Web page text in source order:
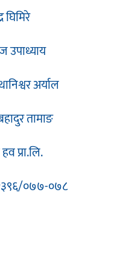
घिमिरे
उपाध्याय
अर्याल
तामाङ
प्रा.लि.
०७७-०७८